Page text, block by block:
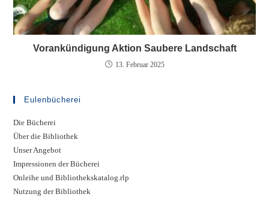
Vorankündigung Aktion Saubere Landschaft
13. Februar 2025
Eulenbücherei
Die Bücherei
Über die Bibliothek
Unser Angebot
Impressionen der Bücherei
Onleihe und Bibliothekskatalog.rlp
Nutzung der Bibliothek